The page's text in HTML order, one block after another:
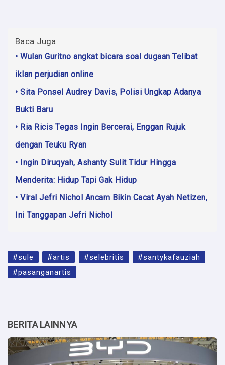
Baca Juga
• Wulan Guritno angkat bicara soal dugaan Telibat
iklan perjudian online
• Sita Ponsel Audrey Davis, Polisi Ungkap Adanya
Bukti Baru
• Ria Ricis Tegas Ingin Bercerai, Enggan Rujuk
dengan Teuku Ryan
• Ingin Diruqyah, Ashanty Sulit Tidur Hingga
Menderita: Hidup Tapi Gak Hidup
• Viral Jefri Nichol Ancam Bikin Cacat Ayah Netizen,
Ini Tanggapan Jefri Nichol
#sule #artis #selebritis
#santykafauziah
#pasanganartis
BERITA LAINNYA